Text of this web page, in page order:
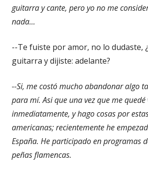
guitarra y cante, pero yo no me
nada...
--Te fuiste por amor, no lo dudaste,
guitarra y dijiste: adelante?
--Si, me costó mucho abandonar algo
para mí. Asi que una vez que me
inmediatamente, y hago cosas por
americanas; recientemente he
España. He participado en programas
peñas flamencas.